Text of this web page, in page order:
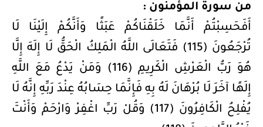
من سورة المؤمنون :
أَفَحَسِبْتُمْ أَنَّمَا خَلَقْنَاكُمْ عَبَثًا وَأَنَّكُمْ إِلَيْنَا لَا
تُرْجَعُونَ (115) فَتَعَالَى اللَّهُ الْمَلِكُ الْحَقُّ لَا إِلَهَ إِلَّا
هُوَ رَبُّ الْعَرْشِ الْكَرِيمِ (116) وَمَنْ يَدْعُ مَعَ اللَّهِ
إِلَهًا آخَرَ لَا بُرْهَانَ لَهُ بِهِ فَإِنَّمَا حِسَابُهُ عِنْدَ رَبِّهِ إِنَّهُ لَا
يُفْلِحُ الْكَافِرُونَ (117) وَقُلْ رَبِّ اغْفِرْ وَارْحَمْ وَأَنْتَ